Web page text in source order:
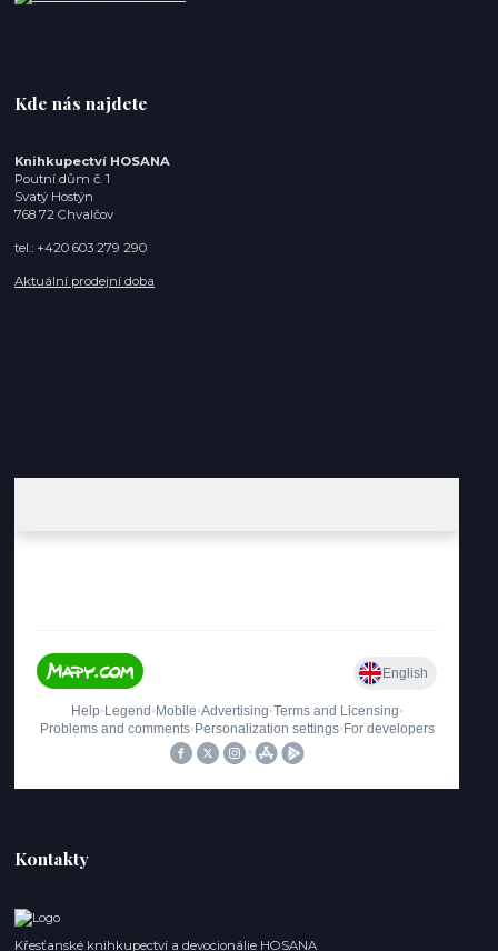
Kde nás najdete
Knihkupectví HOSANA
Poutní dům č. 1
Svatý Hostýn
768 72 Chvalčov
tel.: +420 603 279 290
Aktuální prodejní doba
Kontakty
Křesťanské knihkupectví a devocionálie HOSANA